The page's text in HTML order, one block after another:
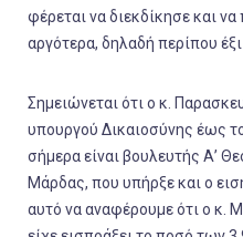
φέρεται να διεκδίκησε και
αργότερα, δηλαδή περίπου
Σημειώνεται ότι ο κ.
υπουργού Δικαιοσύνης έως
σήμερα είναι βουλευτής Α’
Μάρδας, που υπήρξε και ο
αυτό να αναφέρουμε ότι ο κ.